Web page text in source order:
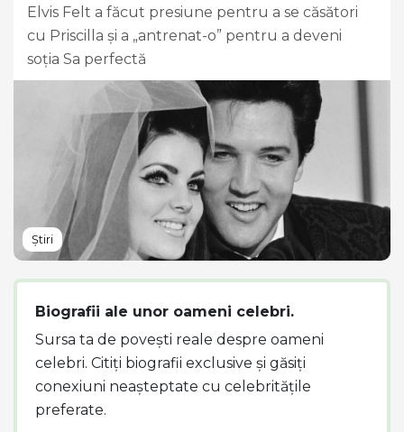
Elvis Felt a făcut presiune pentru a se căsători
cu Priscilla și a „antrenat-o” pentru a deveni
soția Sa perfectă
Știri
Biografii ale unor oameni celebri.
Sursa ta de povești reale despre oameni
celebri. Citiți biografii exclusive și găsiți
conexiuni neașteptate cu celebritățile
preferate.